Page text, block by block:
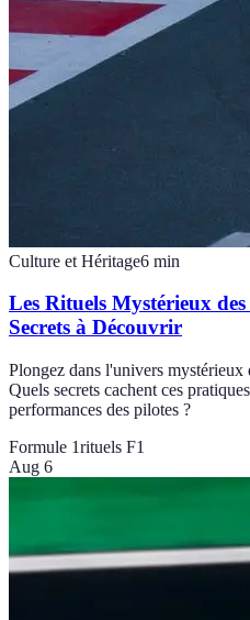
Culture et Héritage6 min
Les Rituels Mystérieux
Secrets à Découvrir
Plongez dans l'univers mystérieux
Quels secrets cachent ces
performances des pilotes ?
Formule 1rituels F1
Aug 6